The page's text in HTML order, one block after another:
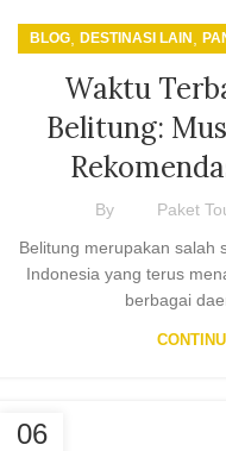
BLOG DESTINASI LAIN
Waktu
Belitung:
By Paket
Belitung merupakan salah
Indonesia yang terus
berbagai
06